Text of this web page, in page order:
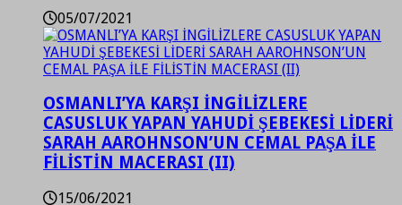
05/07/2021
OSMANLI’YA KARŞI İNGİLİZLERE
CASUSLUK YAPAN YAHUDİ ŞEBEKESİ LİDERİ
SARAH AAROHNSON’UN CEMAL PAŞA İLE
FİLİSTİN MACERASI (II)
15/06/2021